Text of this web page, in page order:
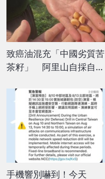
致癌油混充「中國劣質苦
茶籽」 阿里山自採自榨
手機響別嚇到！今天